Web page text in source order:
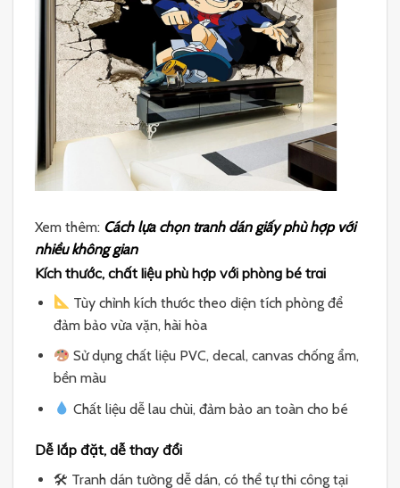
Xem thêm: Cách lựa chọn tranh dán giấy phù hợp với
nhiều không gian
Kích thước, chất liệu phù hợp với phòng bé trai
Tùy chỉnh kích thước theo diện tích phòng để
đảm bảo vừa vặn, hài hòa
Sử dụng chất liệu PVC, decal, canvas chống ẩm,
bền màu
Chất liệu dễ lau chùi, đảm bảo an toàn cho bé
Dễ lắp đặt, dễ thay đổi
🛠 Tranh dán tường dễ dán, có thể tự thi công tại